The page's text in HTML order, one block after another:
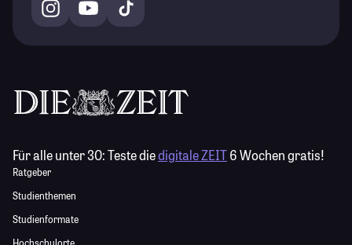
Für alle unter 30:Teste diedigitale ZEIT6 Wochen gratis!
Ratgeber
Studienthemen
Studienformate